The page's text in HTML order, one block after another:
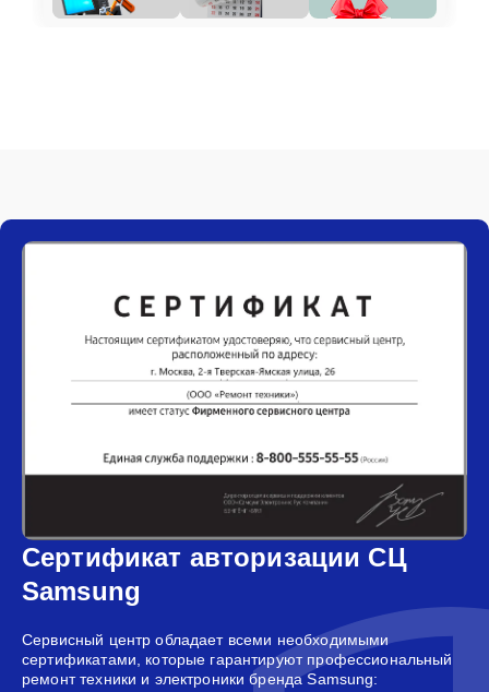
Сертификат авторизации СЦ
Samsung
Сервисный центр обладает всеми необходимыми
сертификатами, которые гарантируют профессиональный
ремонт техники и электроники бренда Samsung: